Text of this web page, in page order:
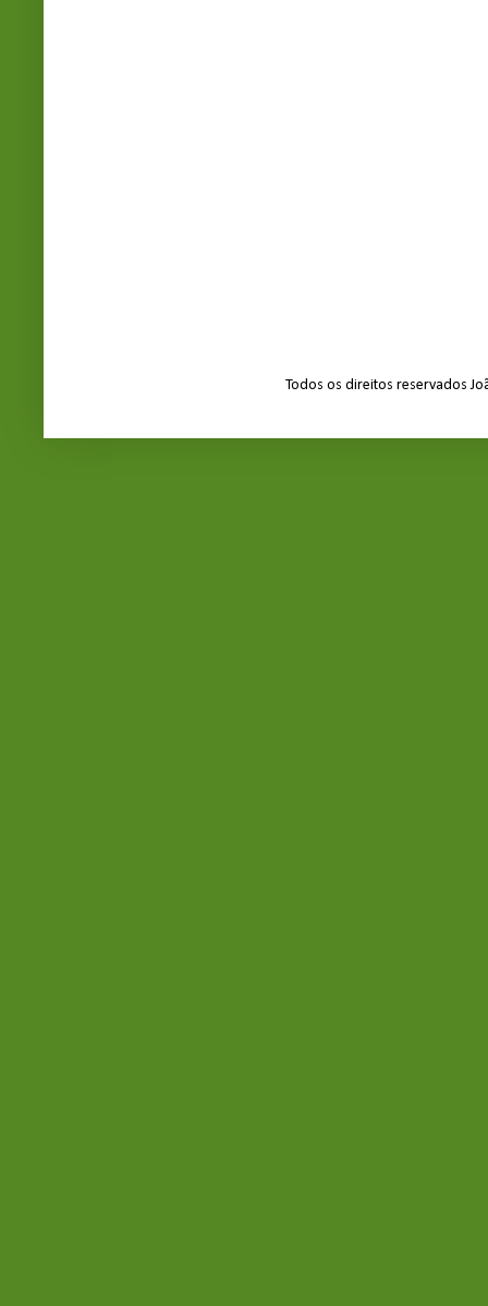
Todos os direitos reservados